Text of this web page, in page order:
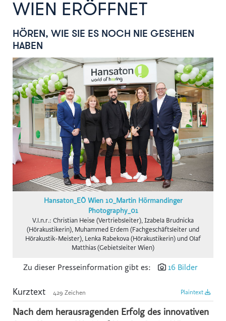
Österreichische Apothekerkammer
Miba Gruppe
gswb
FG Beförderungsgewerbe mit PKW
Hansaton
Intact
KOLLER+KOLLER
BioLife
Karriere mit Schere
AustroCel
Monat der Hautgesundheit
Schlumberger
Schultz Gruppe
TVB Ferienregion Fügen-Kaltenbach im Zillertal
WIEN ERÖFFNET
HÖREN, WIE SIE ES NOCH NIE GESEHEN
HABEN
Hansaton_EÖ Wien 10_Martin Hörmandinger
Photography_01
V.l.n.r.: Christian Heise (Vertriebsleiter), Izabela Brudnicka
(Hörakustikerin), Muhammed Erdem (Fachgeschäftsleiter und
Hörakustik-Meister), Lenka Rabekova (Hörakustikerin) und Olaf
Matthias (Gebietsleiter Wien)
Zu dieser Presseinformation gibt es: 16 Bilder
Kurztext 429 Zeichen Plaintext
Nach dem herausragenden Erfolg des innovativen